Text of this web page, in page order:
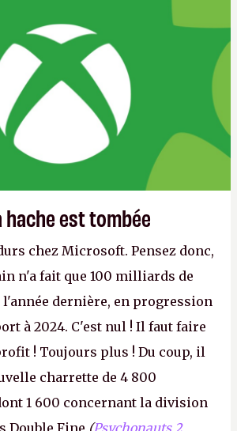
est tombée
chez Microsoft. Pensez donc,
n'a fait que 100 milliards de
dernière, en progression
à 2024. C'est nul ! Il faut faire
! Toujours plus ! Du coup, il
charrette de 4 800
1 600 concernant la division
Double Fine (Psychonauts 2,